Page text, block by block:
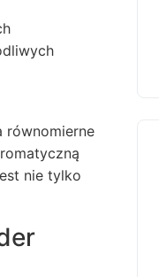
równomierne
nie tylko